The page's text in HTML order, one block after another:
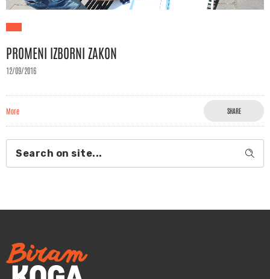
PROMENI IZBORNI ZAKON
12/09/2016
More SHARE